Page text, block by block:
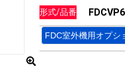
形式/品番
FDC室外機用オプシ